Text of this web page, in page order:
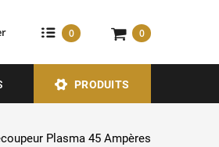
0 0
PRODUITS
Plasma 45 Ampères